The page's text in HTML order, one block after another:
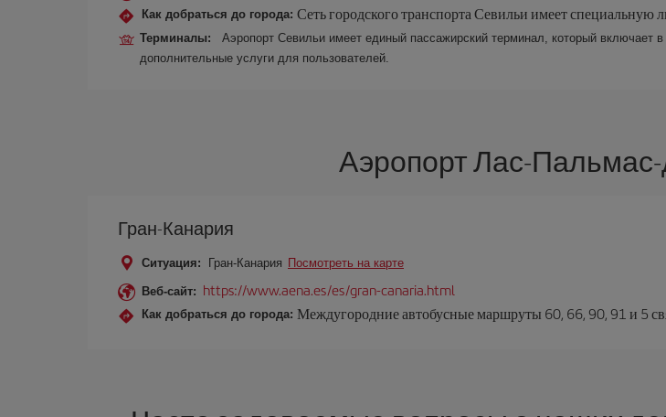
Как добраться до города: Сеть городского транспорта Севильи имеет специальную
Терминалы:
Аэропорт Севильи имеет единый пассажирский терминал, который
дополнительные услуги для пользователей.
Аэропорт Лас-
Гран-Канария
Ситуация: Гран-Канария Посмотреть на карте
Веб-сайт: https://www.aena.es/es/gran-canaria.html
Как добраться до города: Междугородние автобусные маршруты 60, 66, 90, 91 и 5